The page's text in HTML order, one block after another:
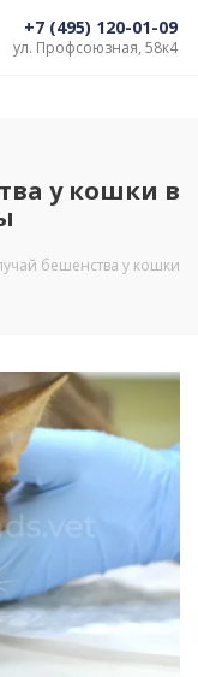
+7 (495) 120-01-09
ул. Профсоюзная, 58к4
у кошки в
бешенства у кошки